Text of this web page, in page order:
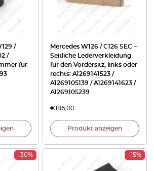
/
/
für
Mercedes W126 / C126 SEC –
Seitliche Lederverkleidung
für den Vordersitz, links oder
rechts: A1269141523 /
A1269105139 / A1269141623 /
A1269105239
€186,00
Produkt anzeigen
-30% -15%